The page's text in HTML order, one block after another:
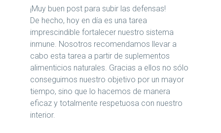
¡Muy buen post para subir las defensas!
De hecho, hoy en día es una tarea
imprescindible fortalecer nuestro sistema
inmune. Nosotros recomendamos llevar a
cabo esta tarea a partir de suplementos
alimenticios naturales. Gracias a ellos no sólo
conseguimos nuestro objetivo por un mayor
tiempo, sino que lo hacemos de manera
eficaz y totalmente respetuosa con nuestro
interior.